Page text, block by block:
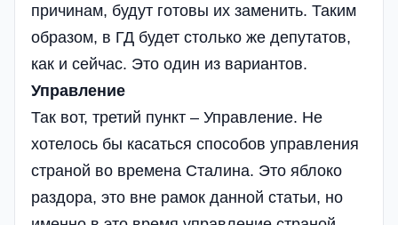
причинам, будут готовы их заменить. Таким
образом, в ГД будет столько же депутатов,
как и сейчас. Это один из вариантов.
Управление
Так вот, третий пункт – Управление. Не
хотелось бы касаться способов управления
страной во времена Сталина. Это яблоко
раздора, это вне рамок данной статьи, но